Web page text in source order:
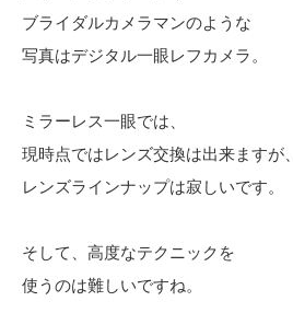
ブライダルカメラマンのような
写真はデジタル一眼レフカメラ。
ミラーレス一眼では、
現時点ではレンズ交換は出来ますが、
レンズラインナップは寂しいです。
そして、高度なテクニックを
使うのは難しいですね。